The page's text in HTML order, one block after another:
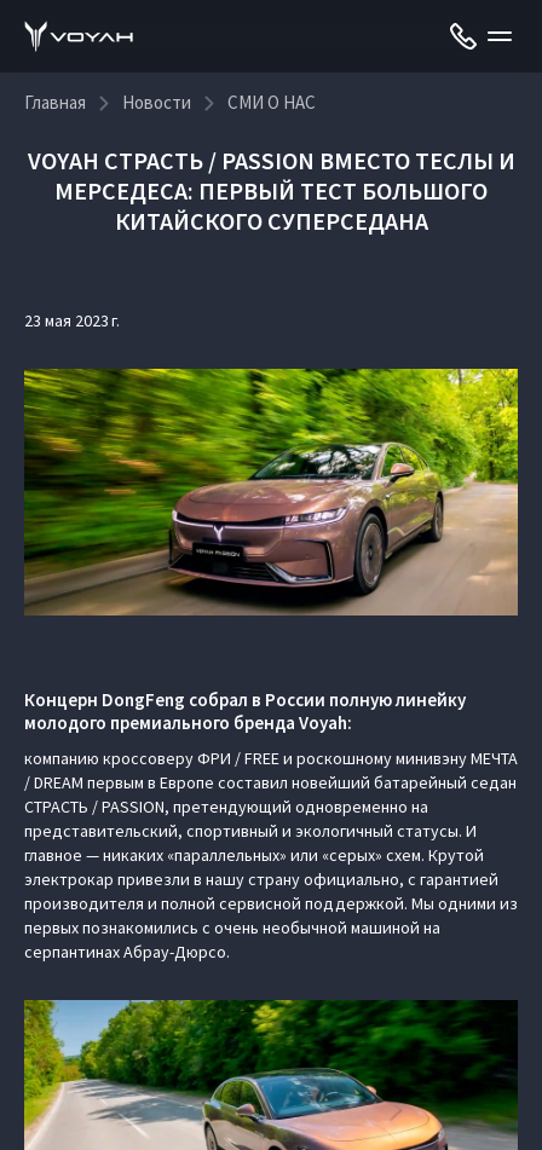
Главная Новости СМИ О НАС
VOYAH СТРАСТЬ / PASSION ВМЕСТО ТЕСЛЫ И
МЕРСЕДЕСА: ПЕРВЫЙ ТЕСТ БОЛЬШОГО
КИТАЙСКОГО СУПЕРСЕДАНА
23 мая 2023 г.
Концерн DongFeng собрал в России полную линейку
молодого премиального бренда Voyah:
компанию кроссоверу ФРИ / FREE и роскошному минивэну МЕЧТА
/ DREAM первым в Европе составил новейший батарейный седан
СТРАСТЬ / PASSION, претендующий одновременно на
представительский, спортивный и экологичный статусы. И
главное — никаких «параллельных» или «серых» схем. Крутой
электрокар привезли в нашу страну официально, с гарантией
производителя и полной сервисной поддержкой. Мы одними из
первых познакомились с очень необычной машиной на
серпантинах Абрау-Дюрсо.